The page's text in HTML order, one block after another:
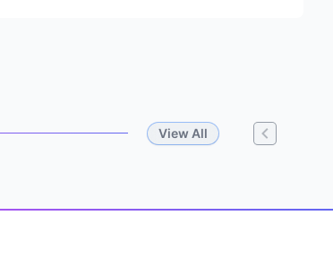
View All